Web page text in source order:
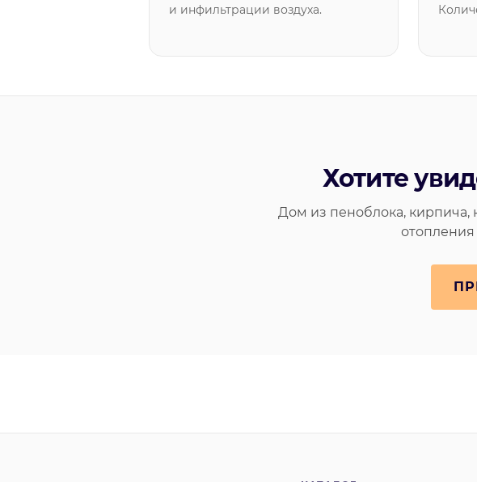
и инфильтрации воздуха.
Хотите
Дом из пеноблока, кирпича,